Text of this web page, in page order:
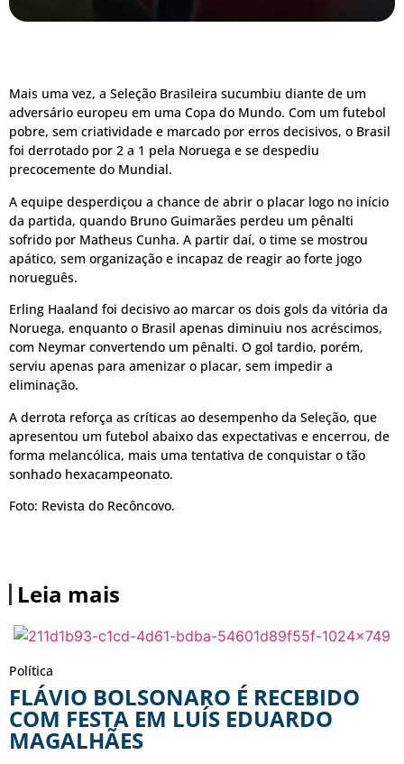
Mais uma vez, a Seleção Brasileira sucumbiu diante de um
adversário europeu em uma Copa do Mundo. Com um futebol
pobre, sem criatividade e marcado por erros decisivos, o Brasil
foi derrotado por 2 a 1 pela Noruega e se despediu
precocemente do Mundial.
A equipe desperdiçou a chance de abrir o placar logo no início
da partida, quando Bruno Guimarães perdeu um pênalti
sofrido por Matheus Cunha. A partir daí, o time se mostrou
apático, sem organização e incapaz de reagir ao forte jogo
norueguês.
Erling Haaland foi decisivo ao marcar os dois gols da vitória da
Noruega, enquanto o Brasil apenas diminuiu nos acréscimos,
com Neymar convertendo um pênalti. O gol tardio, porém,
serviu apenas para amenizar o placar, sem impedir a
eliminação.
A derrota reforça as críticas ao desempenho da Seleção, que
apresentou um futebol abaixo das expectativas e encerrou, de
forma melancólica, mais uma tentativa de conquistar o tão
sonhado hexacampeonato.
Foto: Revista do Recôncovo.
Leia mais
Política
FLÁVIO BOLSONARO É RECEBIDO
COM FESTA EM LUÍS EDUARDO
MAGALHÃES